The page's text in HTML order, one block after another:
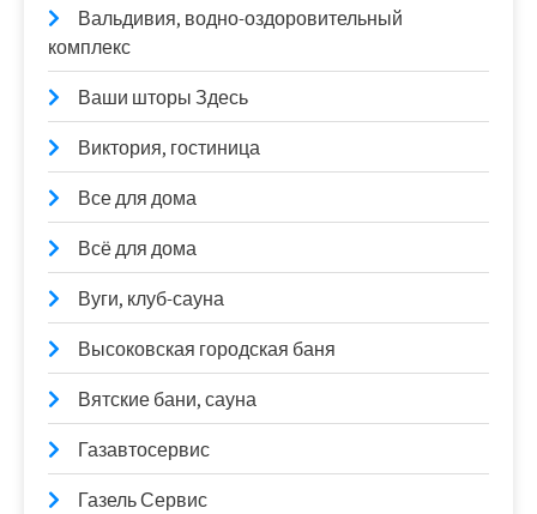
Вальдивия, водно-оздоровительный
комплекс
Ваши шторы Здесь
Виктория, гостиница
Все для дома
Всё для дома
Вуги, клуб-сауна
Высоковская городская баня
Вятские бани, сауна
Газавтосервис
Газель Сервис